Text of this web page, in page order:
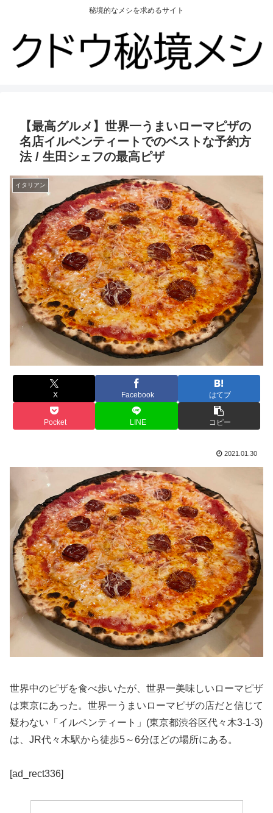
秘境的なメシを求めるサイト
【最高グルメ】世界一うまいローマピザの
名店イルペンティートでのベストな予約方
法 / 生田シェフの最高ピザ
イタリアン
X Facebook はてブ
Pocket LINE コピー
2021.01.30
世界中のピザを食べ歩いたが、世界一美味しいローマピザ
は東京にあった。世界一うまいローマピザの店だと信じて
疑わない「イルペンティート」(東京都渋谷区代々木3-1-3)
は、JR代々木駅から徒歩5～6分ほどの場所にある。
[ad_rect336]